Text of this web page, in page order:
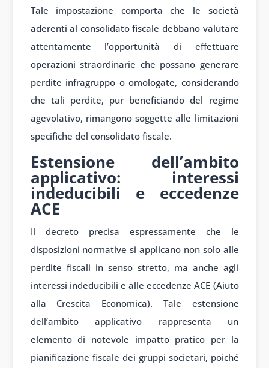
Tale impostazione comporta che le società
aderenti al consolidato fiscale debbano valutare
attentamente l’opportunità di effettuare
operazioni straordinarie che possano generare
perdite infragruppo o omologate, considerando
che tali perdite, pur beneficiando del regime
agevolativo, rimangono soggette alle limitazioni
specifiche del consolidato fiscale.
Estensione dell’ambito
applicativo: interessi
indeducibili e eccedenze
ACE
Il decreto precisa espressamente che le
disposizioni normative si applicano non solo alle
perdite fiscali in senso stretto, ma anche agli
interessi indeducibili e alle eccedenze ACE (Aiuto
alla Crescita Economica). Tale estensione
dell’ambito applicativo rappresenta un
elemento di notevole impatto pratico per la
pianificazione fiscale dei gruppi societari, poiché